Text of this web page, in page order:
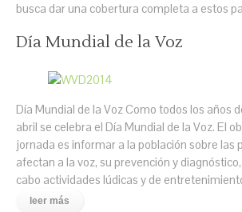
busca dar una cobertura completa a estos
Día Mundial de la Voz
Día Mundial de la Voz Como todos los años
abril se celebra el Día Mundial de la Voz. El
jornada es informar a la población sobre las
afectan a la voz, su prevención y
cabo actividades lúdicas y de
leer más